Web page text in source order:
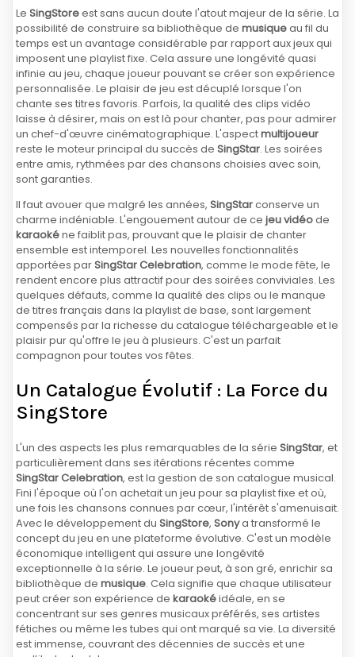
Le SingStoreest sans aucun doute l'atout majeur de la série. La
possibilité de construire sa bibliothèque de musiqueau fil du
temps est un avantage considérable par rapport aux jeux qui
imposent une playlist fixe. Cela assure une longévité quasi
infinie au jeu, chaque joueur pouvant se créer son expérience
personnalisée. Le plaisir de jeu est décuplé lorsque l'on
chante ses titres favoris. Parfois, la qualité des clips vidéo
laisse à désirer, mais on est là pour chanter, pas pour admirer
un chef-d'œuvre cinématographique. L'aspectmultijoueur
reste le moteur principal du succès de SingStar. Les soirées
entre amis, rythmées par des chansons choisies avec soin,
sont garanties.
Il faut avouer que malgré les années, SingStarconserve un
charme indéniable. L'engouement autour de ce jeu vidéode
karaokéne faiblit pas, prouvant que le plaisir de chanter
ensemble est intemporel. Les nouvelles fonctionnalités
apportées parSingStar Celebration, comme le mode fête, le
rendent encore plus attractif pour des soirées conviviales. Les
quelques défauts, comme la qualité des clips ou le manque
de titres français dans la playlist de base, sont largement
compensés par la richesse du catalogue téléchargeable et le
plaisir pur qu'offre le jeu à plusieurs. C'est un parfait
compagnon pour toutes vos fêtes.
Un Catalogue Évolutif : La Force du
SingStore
L'un des aspects les plus remarquables de la série SingStar, et
particulièrement dans ses itérations récentes comme
SingStar Celebration, est la gestion de son catalogue musical.
Fini l'époque où l'on achetait un jeu pour sa playlist fixe et où,
une fois les chansons connues par cœur, l'intérêt s'amenuisait.
Avec le développement du SingStore, Sonya transformé le
concept du jeu en une plateforme évolutive. C'est un modèle
économique intelligent qui assure une longévité
exceptionnelle à la série. Le joueur peut, à son gré, enrichir sa
bibliothèque de musique. Cela signifie que chaque utilisateur
peut créer son expérience de karaokéidéale, en se
concentrant sur ses genres musicaux préférés, ses artistes
fétiches ou même les tubes qui ont marqué sa vie. La diversité
est immense, couvrant des décennies de succès et une